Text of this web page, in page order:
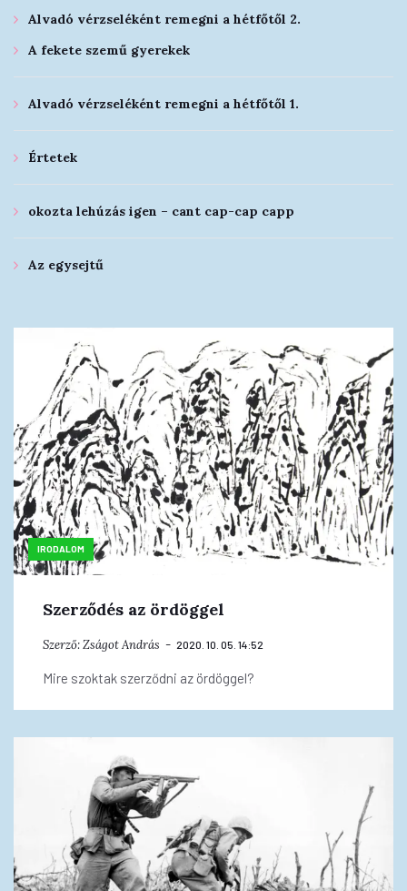
Alvadó vérzseléként remegni a hétfőtől 2.
A fekete szemű gyerekek
Alvadó vérzseléként remegni a hétfőtől 1.
Értetek
okozta lehúzás igen – cant cap-cap capp
Az egysejtű
IRODALOM
Szerződés az ördöggel
Szerző:Zságot András 2020. 10. 05. 14:52
Mire szoktak szerződni az ördöggel?